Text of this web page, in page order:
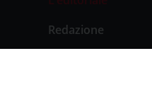
Redazione
Storia